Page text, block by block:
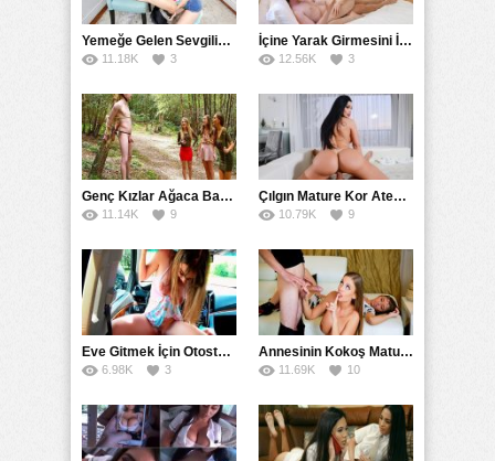
Yemeğe Gelen Sevgilisinin Arkadaşına Yarak Yedirdi
11.18K 3
İçine Yarak Girmesini İsteyince Kuzeninin Penisini Kullandı
12.56K 3
Genç Kızlar Ağaca Bağlayarak Tecavüz Etmek İstediler
11.14K 9
Çılgın Mature Kor Ateşiyle Misafirini Yakıp Eritti
10.79K 9
Eve Gitmek İçin Otostop Çeken Üniversiteli Bedelini Ödedi
6.98K 3
Annesinin Kokoş Mature Arkadaşı Tarafından Saksoya Uğradı
11.69K 10